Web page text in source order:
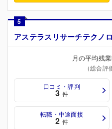
5
アステラスリサーチテクノ
月の平均残
（総合評
口コミ・評判
3 件
転職・中途面接
2 件